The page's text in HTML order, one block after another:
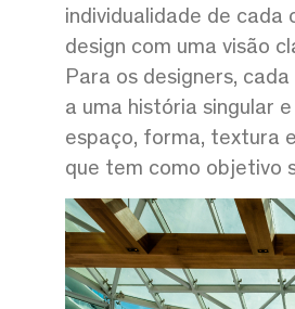
individualidade de cada
design com uma visão
Para os designers,
a uma história singular
espaço, forma, textura
que tem como objetivo